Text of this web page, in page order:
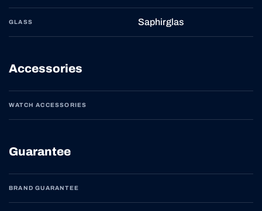
GLASS Saphirglas
Accessories
WATCH ACCESSORIES
Guarantee
BRAND GUARANTEE